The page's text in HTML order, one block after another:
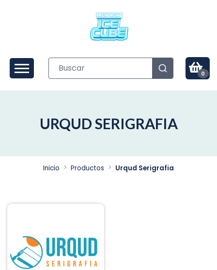
0
URQUD SERIGRAFIA
Inicio Productos Urqud Serigrafia